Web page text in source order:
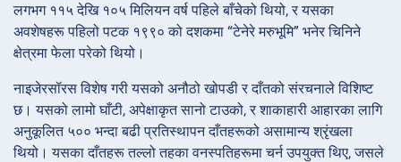
लगभग ११५ देखि १०५ मिलियन वर्ष पहिले बाँचेको थियो, र यसका
अवशेषहरू पहिलो पटक १९९० को दशकमा “टेनेरे मरुभूमि” भनेर चिनिने
क्षेत्रमा फेला परेको थियो।
नाइजेरसॉरस विशेष गरी यसको अनौठो खोपडी र दाँतको संरचनाले विशिष्ट
छ। यसको लामो घाँटी, अपेक्षाकृत सानो टाउको, र शाकाहारी आहारका लागि
अनुकूलित ५०० भन्दा बढी प्रतिस्थापन दाँतहरूको असामान्य श्रृंखला
थियो। यसका दाँतहरू तल्लो तहका वनस्पतिहरूमा चर्न उपयुक्त थिए, जसले